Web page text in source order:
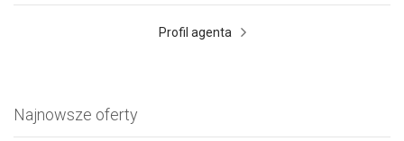
Profil agenta
Najnowsze oferty